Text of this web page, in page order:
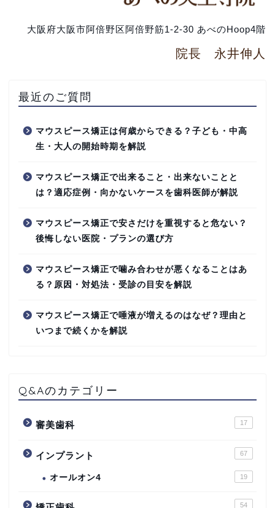
大阪府大阪市阿倍野区阿倍野筋1-2-30 あべのHoop4階
院長 永井伸人
最近のご質問
マウスピース矯正は何歳からできる？子ども・中高
生・大人の開始時期を解説
マウスピース矯正で出来ること・出来ないことと
は？適応症例・向かないケースを歯科医師が解説
マウスピース矯正で安さだけを重視すると危ない？
後悔しない医院・プランの選び方
マウスピース矯正で噛み合わせが悪くなることはあ
る？原因・対処法・受診の目安を解説
マウスピース矯正で唾液が増えるのはなぜ？理由と
いつまで続くかを解説
Q&Aのカテゴリー
審美歯科 17
インプラント 67
オールオン4 19
54